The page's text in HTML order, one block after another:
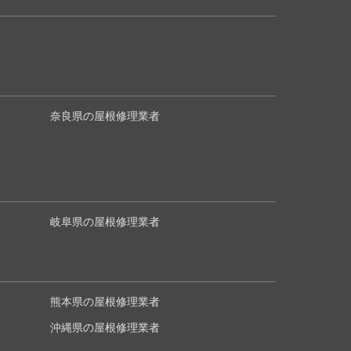
奈良県の屋根修理業者
岐阜県の屋根修理業者
熊本県の屋根修理業者
沖縄県の屋根修理業者